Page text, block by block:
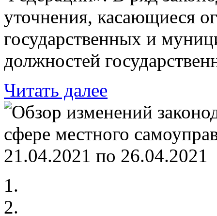
уточнения, касающиеся
государственных и
должностей
Читать далее